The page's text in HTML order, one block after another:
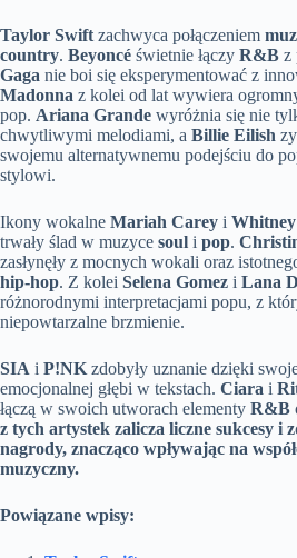
Taylor Swift zachwyca połączeniem
country. Beyoncé świetnie łączy R&B z
Gaga nie boi się eksperymentować z
Madonna z kolei od lat wywiera
pop. Ariana Grande wyróżnia się nie
chwytliwymi melodiami, a Billie Eilish
swojemu alternatywnemu podejściu do
stylowi.
Ikony wokalne Mariah Carey i
trwały ślad w muzyce soul i pop.
zasłynęły z mocnych wokali oraz
hip-hop. Z kolei Selena Gomez i Lana
różnorodnymi interpretacjami popu, z
niepowtarzalne brzmienie.
SIA i P!NK zdobyły uznanie dzięki
emocjonalnej głębi w tekstach. Ciara i
łączą w swoich utworach elementy R&B
z tych artystek zalicza liczne sukcesy i
nagrody, znacząco wpływając na
muzyczny.
Powiązane wpisy: